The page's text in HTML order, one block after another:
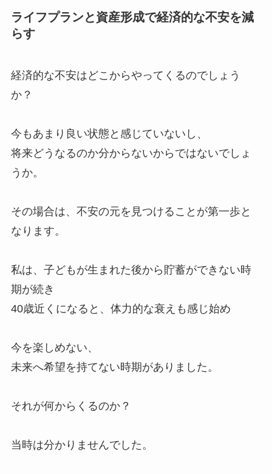
ライフプランと資産形成で経済的な不安を減
らす
経済的な不安はどこからやってくるのでしょう
か？
今もあまり良い状態と感じていないし、
将来どうなるのか分からないからではないでしょ
うか。
その場合は、不安の元を見つけることが第一歩と
なります。
私は、子どもが生まれた後から貯蓄ができない時
期が続き
40歳近くになると、体力的な衰えも感じ始め
今を楽しめない、
未来へ希望を持てない時期がありました。
それが何からくるのか？
当時は分かりませんでした。